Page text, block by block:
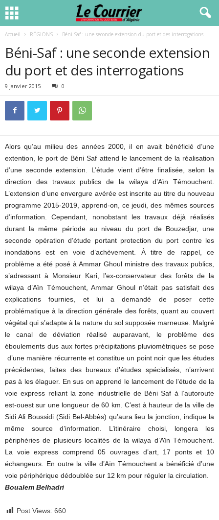
Accueil RÉGIONS Béni-Saf : une seconde extension du port et des interrogations
Béni-Saf : une seconde extension
du port et des interrogations
9 janvier 2015 0
Alors qu’au milieu des années 2000, il en avait bénéficié d’une
extention, le port de Béni Saf attend le lancement de la réalisation
d’une seconde extension. L’étude vient d’être finalisée, selon la
direction des travaux publics de la wilaya d’Aïn Témouchent.
L’extension d’une envergure avérée est inscrite au titre du nouveau
programme 2015-2019, apprend-on, ce jeudi, des mêmes sources
d’information. Cependant, nonobstant les travaux déjà réalisés
durant la même période au niveau du port de Bouzedjar, une
seconde opération d’étude portant protection du port contre les
inondations est en voie d’achèvement. À titre de rappel, ce
problème a été posé à Ammar Ghoul ministre des travaux publics,
s’adressant à Monsieur Kari, l’ex-conservateur des forêts de la
wilaya d’Aïn Témouchent, Ammar Ghoul n’était pas satisfait des
explications fournies, et lui a demandé de poser cette
problématique à la direction générale des forêts, quant au couvert
végétal qui s’adapte à la nature du sol supposée marneuse. Malgré
le canal de déviation réalisé auparavant, le problème des
éboulements dus aux fortes précipitations pluviométriques se pose
d’une manière récurrente et constitue un point noir que les études
précédentes, faites des bureaux d’études spécialisés, n’arrivent
pas à les élaguer. En sus on apprend le lancement de l’étude de la
voie express reliant la zone industrielle de Béni Saf à l’autoroute
est-ouest sur une longueur de 60 km. C’est à hauteur de la ville de
Sidi Ali Boussidi (Sidi Bel-Abbès) qu’aura lieu la jonction, indique la
même source d’information. L’itinéraire choisi, longera les
périphéries de plusieurs localités de la wilaya d’Aïn Témouchent.
La voie express comprend 05 ouvrages d’art, 17 ponts et 10
échangeurs. En outre la ville d’Aïn Témouchent a bénéficié d’une
voie périphérique dédoublée sur 12 km pour réguler la circulation.
Boualem Belhadri
Post Views: 660